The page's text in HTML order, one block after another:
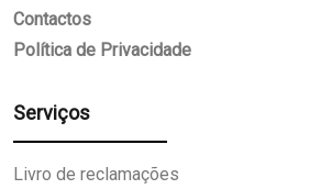
Contactos
Política de Privacidade
Serviços
Livro de reclamações